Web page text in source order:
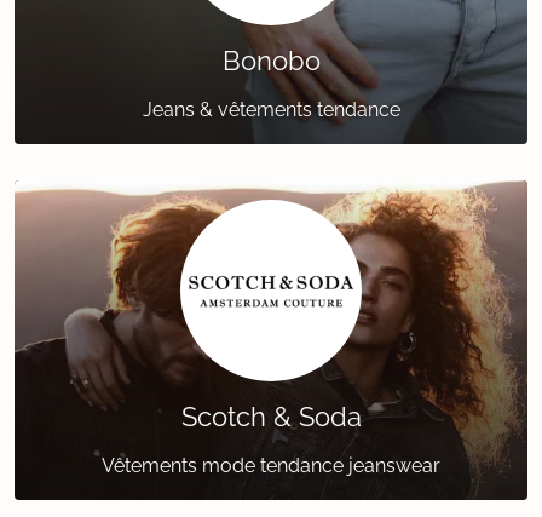
Bonobo
Jeans & vêtements tendance
Scotch & Soda
Vêtements mode tendance jeanswear